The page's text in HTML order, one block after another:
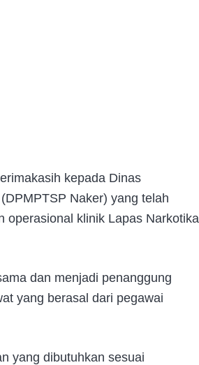
kepada Dinas
Naker) yang telah
operasional klinik Lapas Narkotika
dan menjadi penanggung
yang berasal dari pegawai
yang dibutuhkan sesuai